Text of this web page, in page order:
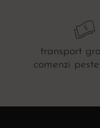
transport
comenzi